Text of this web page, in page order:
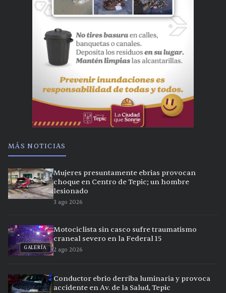
MÁS NOTICIAS
Mujeres presuntamente ebrias provocan
choque en Centro de Tepic; un hombre
lesionado
3 ago 2026
GALERÍA
Motociclista sin casco sufre traumatismo
craneal severo en la Federal 15
2 ago 2026
Conductor ebrio derriba luminaria y provoca
accidente en Av. de la Salud, Tepic